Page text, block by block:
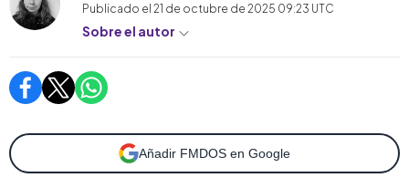
Publicado el 21 de octubre de 2025 09:23 UTC
Sobre el autor
Añadir FMDOS en Google